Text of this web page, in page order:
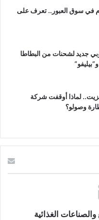
في سوق العبور.. تعرف على
جديد لشحنات من البطاطا
لماذا أوقفت شركة
وصولو؟
الغذائية